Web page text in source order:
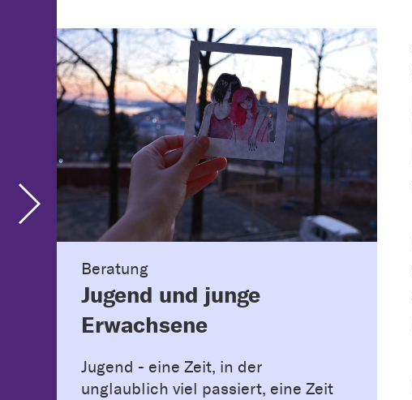
Beratung
Jugend und junge
Erwachsene
Jugend - eine Zeit, in der
unglaublich viel passiert, eine Zeit